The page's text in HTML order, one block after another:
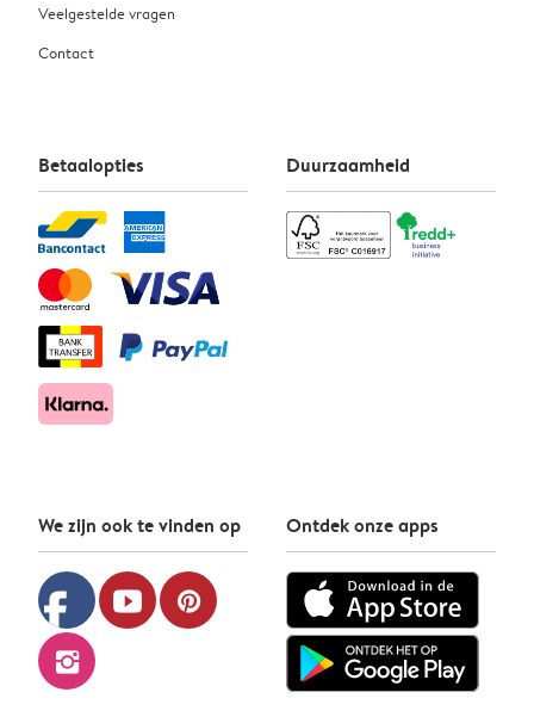
Veelgestelde vragen
Contact
Betaalopties Duurzaamheid
We zijn ook te vinden op
facebook youtube pinterest
instagram
Ontdek onze apps